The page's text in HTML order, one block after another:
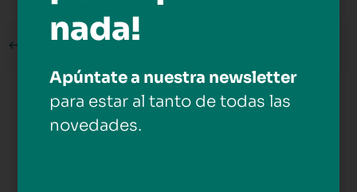
←
Deja una respuesta
nada!
Apúntate a nuestra newsletter
para estar al tanto de todas las
novedades.